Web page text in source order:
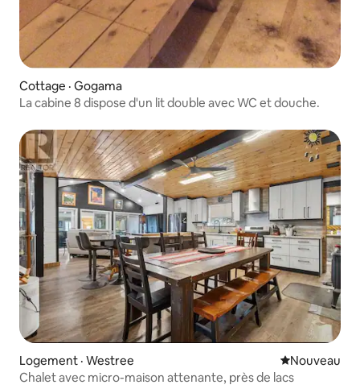
Cottage · Gogama
La cabine 8 dispose d'un lit double avec WC et douche.
Logement · Westree Nouvel
Nouveau
Chalet avec micro-maison attenante, près de lacs